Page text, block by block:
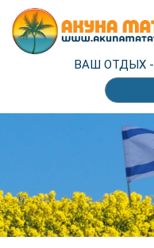
ВАШ ОТДЫХ -